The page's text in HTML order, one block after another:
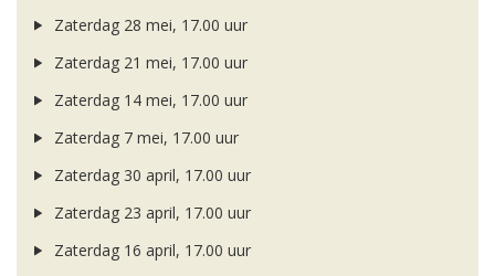
Zaterdag 28 mei, 17.00 uur
Zaterdag 21 mei, 17.00 uur
Zaterdag 14 mei, 17.00 uur
Zaterdag 7 mei, 17.00 uur
Zaterdag 30 april, 17.00 uur
Zaterdag 23 april, 17.00 uur
Zaterdag 16 april, 17.00 uur